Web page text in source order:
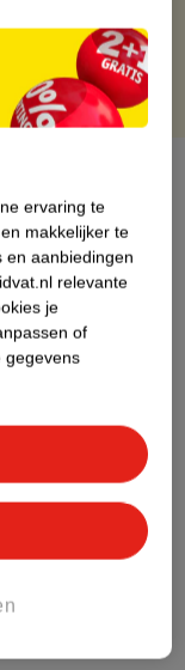
ervaring te
makkelijker te
en aanbiedingen
relevante
je
of
gegevens